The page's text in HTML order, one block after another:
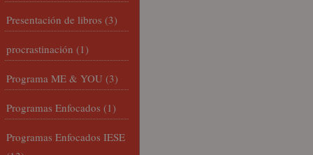
Presentación de libros (3)
procrastinación (1)
Programa ME & YOU (3)
Programas Enfocados (1)
Programas Enfocados IESE